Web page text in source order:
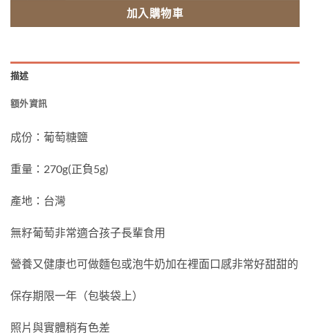
加入購物車
描述
額外資訊
成份：葡萄糖鹽
重量：270g(正負5g)
產地：台灣
無籽葡萄非常適合孩子長輩食用
營養又健康也可做麵包或泡牛奶加在裡面口感非常好甜甜的
保存期限一年（包裝袋上）
照片與實體稍有色差